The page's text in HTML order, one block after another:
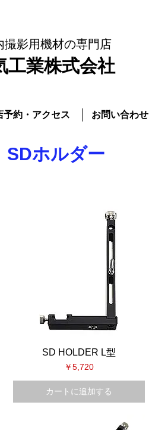
工業株式会社
影用機材の専門店
予約・アクセス お問い合わせ
SDホルダー
SD HOLDER L型
価格
￥5,720
カートに追加する